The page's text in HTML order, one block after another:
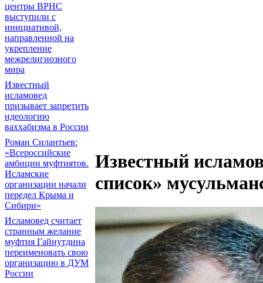
центры ВРНС
выступили с
инициативой,
направленной на
укрепление
межрелигиозного
мира
Известный
исламовед
призывает запретить
идеологию
ваххабизма в России
Роман Силантьев:
«Всероссийские
амбиции муфтиятов.
Исламские
организации начали
передел Крыма и
Сибири»
Исламовед считает
странным желание
муфтия Гайнутдина
переименовать свою
организацию в ДУМ
России
Известный
список»